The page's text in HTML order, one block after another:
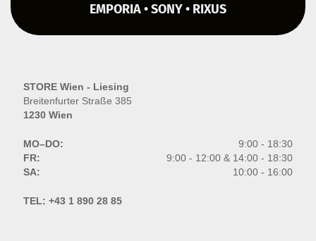
EMPORIA • SONY • RIXUS
STORE Wien - Liesing
Breitenfurter Straße 385
1230 Wien
MO–DO:
9:00 - 18:30
FR:
9:00 - 12:00 & 14:00 - 18:30
SA:
10:00 - 16:00
TEL: +43 1 890 28 85